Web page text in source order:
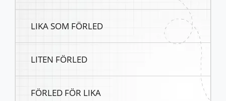
LIKA SOM FÖRLED
LITEN FÖRLED
FÖRLED FÖR LIKA